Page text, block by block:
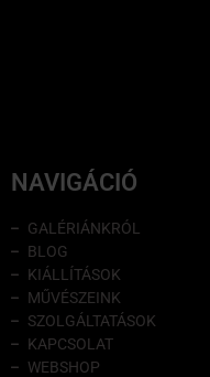
NAVIGÁCIÓ
GALÉRIÁNKRÓL
BLOG
KIÁLLÍTÁSOK
MŰVÉSZEINK
SZOLGÁLTATÁSOK
KAPCSOLAT
WEBSHOP